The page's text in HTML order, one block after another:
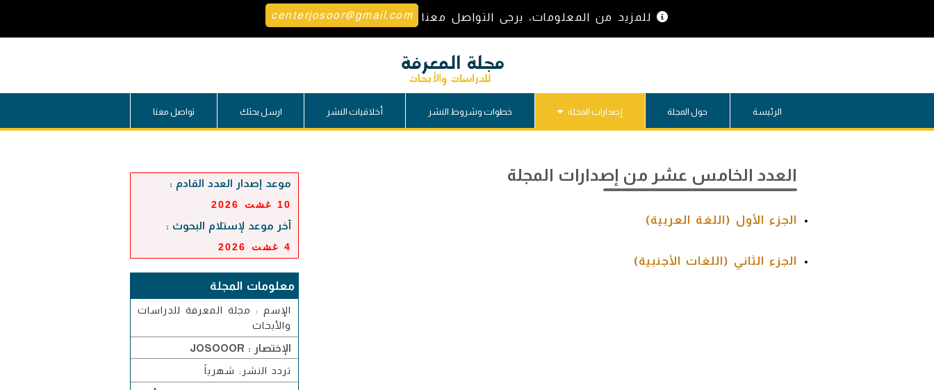
للمزيد من المعلومات، يرجى التواصل معنا centerjosoor@gmail.com
الرئيسة حول المجلة إصدارات المجلة خطوات وشروط النشر أخلاقيات النشر ارسل بحثك تواصل معنا
العدد الخامس عشر من إصدارات المجلة
الجزء الأول (اللغة العربية)
الجزء الثاني (اللغات الأجنبية)
موعد إصدار العدد القادم :
10 غشت 2026
آخر موعد لإستلام البحوث :
4 غشت 2026
معلومات المجلة
الإسم : مجلة المعرفة للدراسات
والأبحاث
الإختصار : JOSOOOR
تردد النشر: شهرياً